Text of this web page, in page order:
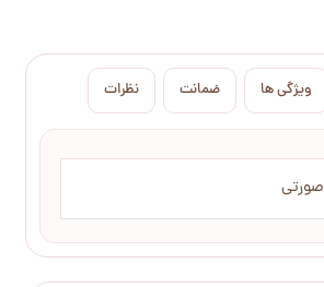
ویژگی ها ضمانت نظرات
صورتی